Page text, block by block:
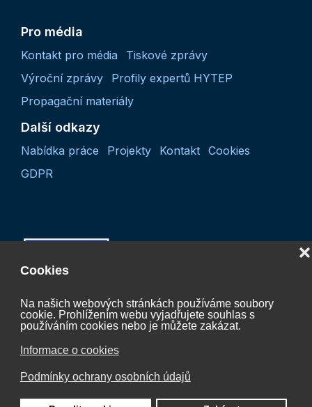
Cookies
Na našich webových stránkách používáme soubory
cookie. Prohlížením webu vyjadřujete souhlas s
používáním cookies nebo je můžete zakázat.
Informace o cookies
Podmínky ochrany osobních údajů
❌
Pro média
Kontakt pro média
Tiskové zprávy
Výroční zprávy
Profily expertů HYTEP
Propagační materiály
Další odkazy
Nabídka práce Projekty Kontakt Cookies
GDPR
Projekt “Koordinační činnost České vodíkové
je spolufinancován Evropskou unií.